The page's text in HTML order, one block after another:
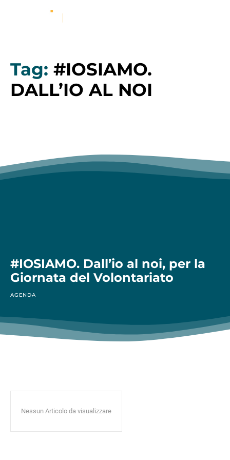
Tag: #IOSIAMO.
DALL’IO AL NOI
#IOSIAMO. Dall’io al noi, per la
Giornata del Volontariato
AGENDA
Nessun Articolo da visualizzare